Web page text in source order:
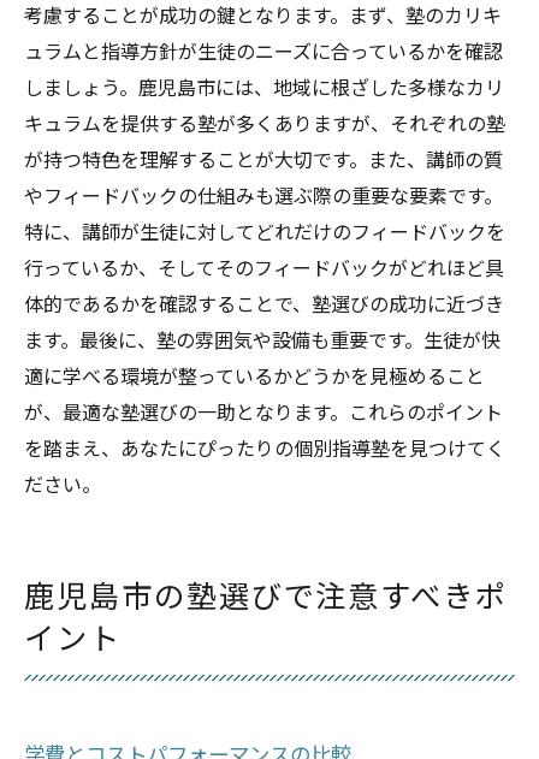
考慮することが成功の鍵となります。まず、塾のカリキ
ュラムと指導方針が生徒のニーズに合っているかを確認
しましょう。鹿児島市には、地域に根ざした多様なカリ
キュラムを提供する塾が多くありますが、それぞれの塾
が持つ特色を理解することが大切です。また、講師の質
やフィードバックの仕組みも選ぶ際の重要な要素です。
特に、講師が生徒に対してどれだけのフィードバックを
行っているか、そしてそのフィードバックがどれほど具
体的であるかを確認することで、塾選びの成功に近づき
ます。最後に、塾の雰囲気や設備も重要です。生徒が快
適に学べる環境が整っているかどうかを見極めること
が、最適な塾選びの一助となります。これらのポイント
を踏まえ、あなたにぴったりの個別指導塾を見つけてく
ださい。
鹿児島市の塾選びで注意すべきポ
イント